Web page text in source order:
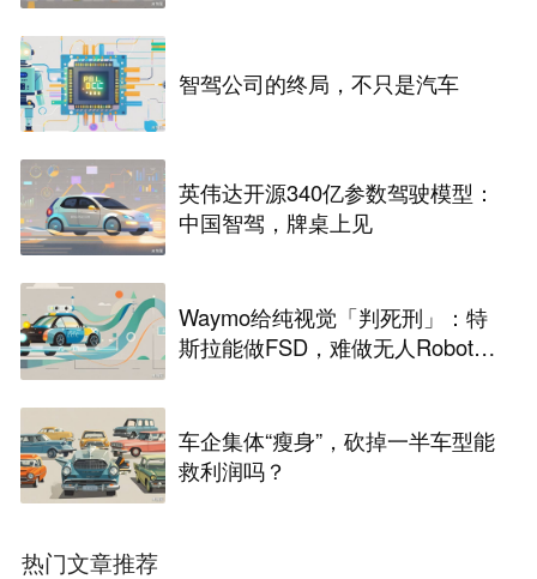
智驾公司的终局，不只是汽车
英伟达开源340亿参数驾驶模型：
中国智驾，牌桌上见
Waymo给纯视觉「判死刑」：特
斯拉能做FSD，难做无人Robota
车企集体“瘦身”，砍掉一半车型能
救利润吗？
热门文章推荐